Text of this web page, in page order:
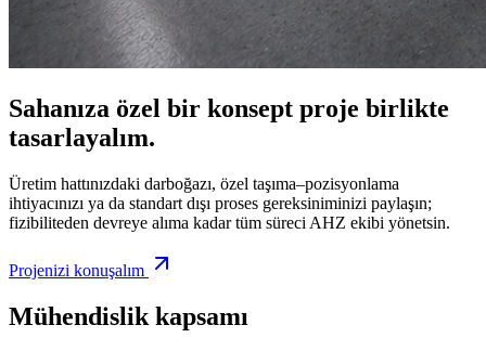
Sahanıza özel bir konsept proje birlikte
tasarlayalım.
Üretim hattınızdaki darboğazı, özel taşıma–pozisyonlama
ihtiyacınızı ya da standart dışı proses gereksiniminizi paylaşın;
fizibiliteden devreye alıma kadar tüm süreci AHZ ekibi yönetsin.
Projenizi konuşalım
Mühendislik kapsamı